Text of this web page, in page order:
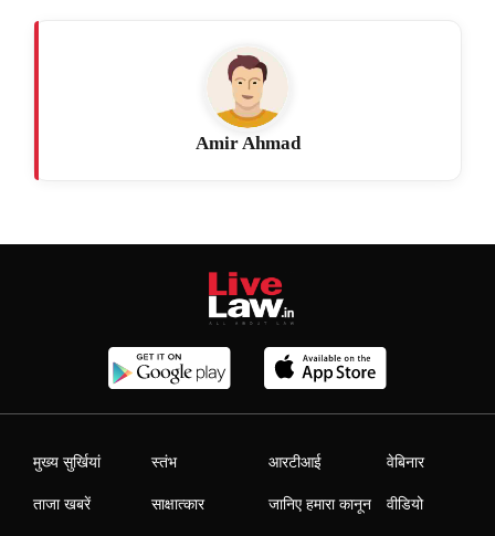
Amir Ahmad
मुख्य सुर्खियां
ताजा खबरें
स्तंभ
साक्षात्कार
आरटीआई
जानिए हमारा कानून
वेबिनार
वीडियो